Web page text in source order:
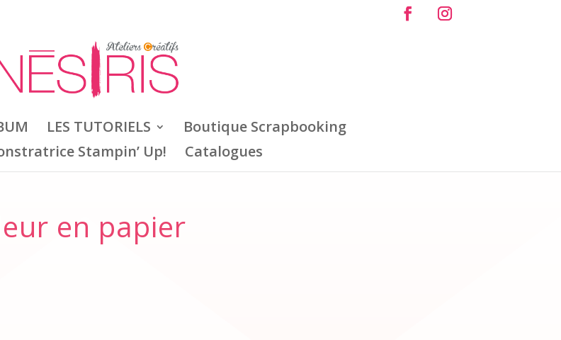
LES TUTORIELS
Boutique Scrapbooking
Stampin’ Up!
Catalogues
en papier